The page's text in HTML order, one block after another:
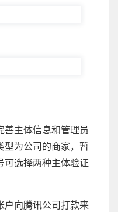
善主体信息和管理员
型为公司的商家，暂
可选择两种主体验证
户向腾讯公司打款来